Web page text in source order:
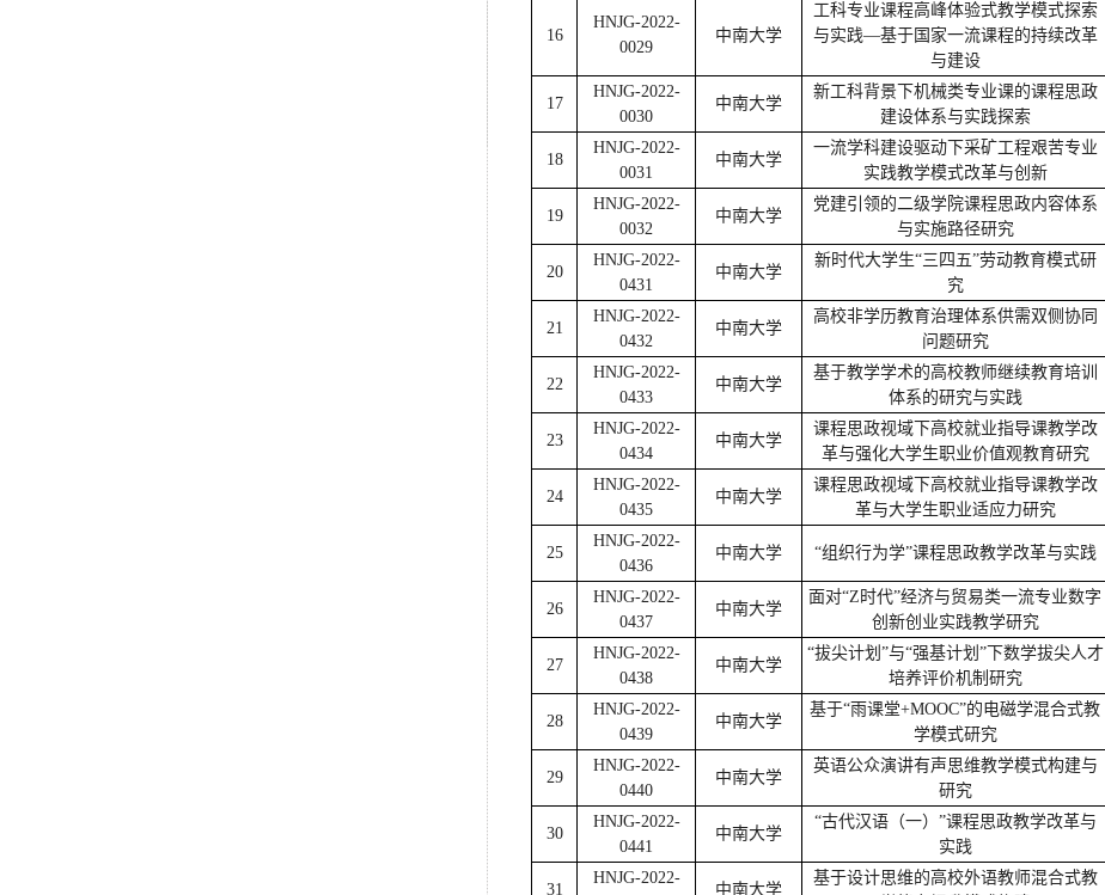
16
HNJG-2022-
0029
中南大学
工科专业课程高峰体验式教学模式探索
与实践—基于国家一流课程的持续改革
与建设
17
HNJG-2022-
0030
中南大学
新工科背景下机械类专业课的课程思政
建设体系与实践探索
18
HNJG-2022-
0031
中南大学
一流学科建设驱动下采矿工程艰苦专业
实践教学模式改革与创新
19
HNJG-2022-
0032
中南大学
党建引领的二级学院课程思政内容体系
与实施路径研究
20
HNJG-2022-
0431
中南大学
新时代大学生“三四五”劳动教育模式研
究
21
HNJG-2022-
0432
中南大学
高校非学历教育治理体系供需双侧协同
问题研究
22
HNJG-2022-
0433
中南大学
基于教学学术的高校教师继续教育培训
体系的研究与实践
23
HNJG-2022-
0434
中南大学
课程思政视域下高校就业指导课教学改
革与强化大学生职业价值观教育研究
24
HNJG-2022-
0435
中南大学
课程思政视域下高校就业指导课教学改
革与大学生职业适应力研究
25
HNJG-2022-
0436
中南大学 “组织行为学”课程思政教学改革与实践
26
HNJG-2022-
0437
中南大学
面对“Z时代”经济与贸易类一流专业数字
创新创业实践教学研究
27
HNJG-2022-
0438
中南大学
“拔尖计划”与“强基计划”下数学拔尖人才
培养评价机制研究
28
HNJG-2022-
0439
中南大学
基于“雨课堂+MOOC”的电磁学混合式教
学模式研究
29
HNJG-2022-
0440
中南大学
英语公众演讲有声思维教学模式构建与
研究
30
HNJG-2022-
0441
中南大学
“古代汉语（一）”课程思政教学改革与
实践
31
HNJG-2022-
中南大学
基于设计思维的高校外语教师混合式教